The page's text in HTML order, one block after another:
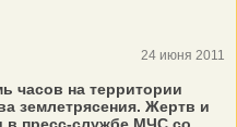
24 июня 2011
часов на территории
землетрясения. Жертв и